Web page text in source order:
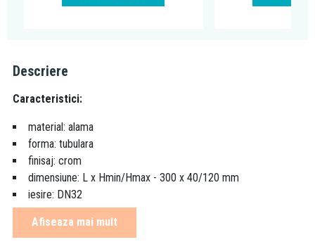
Descriere
Caracteristici:
material: alama
forma: tubulara
finisaj: crom
dimensiune: L x Hmin/Hmax - 300 x 40/120 mm
iesire: DN32
cu flansa 5/4"
garnitura siliconica
Afiseaza mai mult